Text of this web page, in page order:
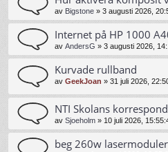
av Bigstone » 3 augusti 2026,
Internet på HP 1000
av AndersG » 3 augusti 2026,
Kurvade rullband
av GeekJoan » 31 juli 2026,
NTI Skolans
av Sjoeholm » 10 juli 2026,
beg 260w